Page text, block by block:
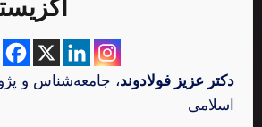
دکتر عزیز فولادوند، جامعه‌شناس و
اسلامی